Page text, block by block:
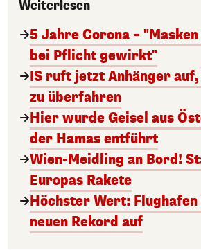
Weiterlesen
5 Jahre Corona –
bei Pflicht gewirkt"
IS ruft jetzt Anhänger
zu überfahren
Hier wurde Geisel aus
der Hamas entführt
Wien-Meidling an Bord!
Europas Rakete
Höchster Wert:
neuen Rekord auf